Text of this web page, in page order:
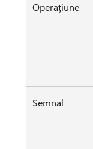
Operațiune
Semnal